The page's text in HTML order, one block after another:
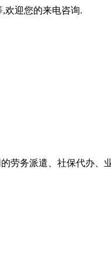
欢迎您的来电咨询.
劳务派遣、社保代办、